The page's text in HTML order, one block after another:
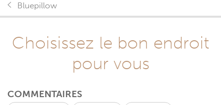
Bluepillow
Choisissez le bon endroit
pour vous
COMMENTAIRES